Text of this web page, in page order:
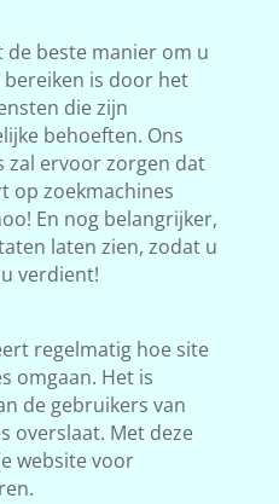
de beste manier om u
is door het
die zijn
behoeften. Ons
zal ervoor zorgen dat
op zoekmachines
En nog belangrijker,
laten zien, zodat u
verdient!
regelmatig hoe site
omgaan. Het is
de gebruikers van
overslaat. Met deze
website voor